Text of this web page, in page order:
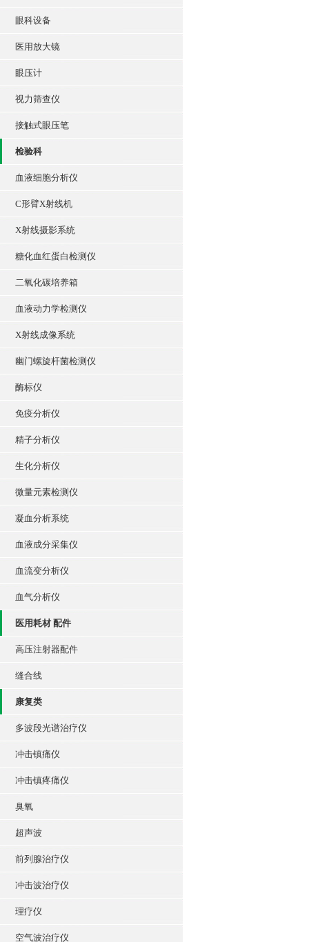
眼科设备
医用放大镜
眼压计
视力筛查仪
接触式眼压笔
检验科
血液细胞分析仪
C形臂X射线机
X射线摄影系统
糖化血红蛋白检测仪
二氧化碳培养箱
血液动力学检测仪
X射线成像系统
幽门螺旋杆菌检测仪
酶标仪
免疫分析仪
精子分析仪
生化分析仪
微量元素检测仪
凝血分析系统
血液成分采集仪
血流变分析仪
血气分析仪
医用耗材 配件
高压注射器配件
缝合线
康复类
多波段光谱治疗仪
冲击镇痛仪
冲击镇疼痛仪
臭氧
超声波
前列腺治疗仪
冲击波治疗仪
理疗仪
空气波治疗仪